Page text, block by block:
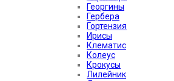
Георгины
Гербера
Гортензия
Ирисы
Клематис
Колеус
Крокусы
Лилейник